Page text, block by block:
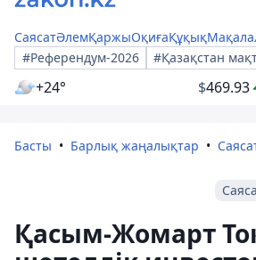
СаясатӘлемҚаржыОқиғаҚұқық
#Референдум-2026
#Қазақстан
+24° $469.93
Басты Барлық жаңалықтар
Қасым-Жомарт